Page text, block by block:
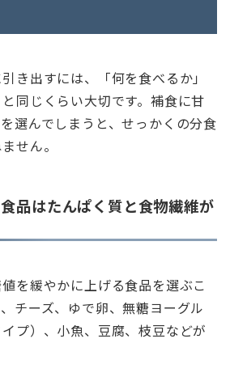
き出すには、「何を食べるか」
同じくらい大切です。補食に甘
選んでしまうと、せっかくの分食
せん。
品はたんぱく質と食物繊維が
を緩やかに上げる食品を選ぶこ
チーズ、ゆで卵、無糖ヨーグル
プ）、小魚、豆腐、枝豆などが